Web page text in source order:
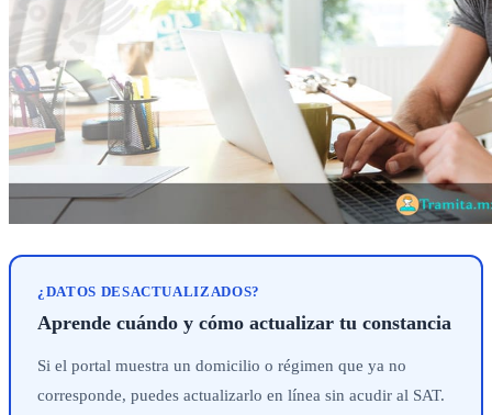
¿DATOS DESACTUALIZADOS?
Aprende cuándo y cómo actualizar tu constancia
Si el portal muestra un domicilio o régimen que ya no
corresponde, puedes actualizarlo en línea sin acudir al SAT.